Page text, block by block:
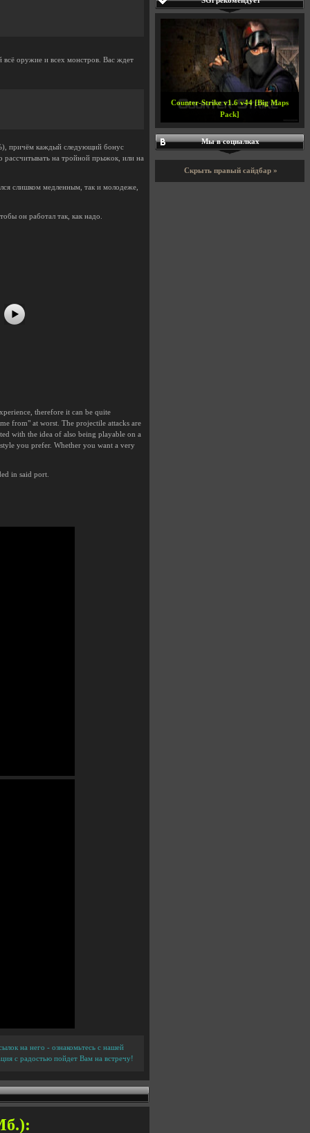
всё оружие и всех монстров. Вас ждет
причём каждый следующий бонус
рассчитывать на тройной прыжок, или на
слишком медленным, так и молодеже,
он работал так, как надо.
therefore it can be quite
from" at worst. The projectile attacks are
with the idea of also being playable on a
you prefer. Whether you want a very
in said port.
на него - ознакомьтесь с нашей
с радостью пойдет Вам на встречу!
Counter-Strike v1.6 v44 [Big Maps
Pack]
Мы в социалках
Скрыть правый сайдбар »